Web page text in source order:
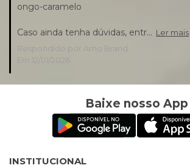
ongo-caramelo
Caso ainda tenha dúvidas, entr... Ler mais
Respondido por Amo Brand
Em 12/01/2026
Baixe nosso App
INSTITUCIONAL